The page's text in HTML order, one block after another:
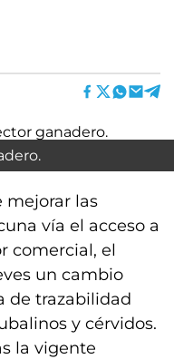
mejorar las
vía el acceso a
comercial, el
un cambio
de trazabilidad
y cérvidos.
la vigente